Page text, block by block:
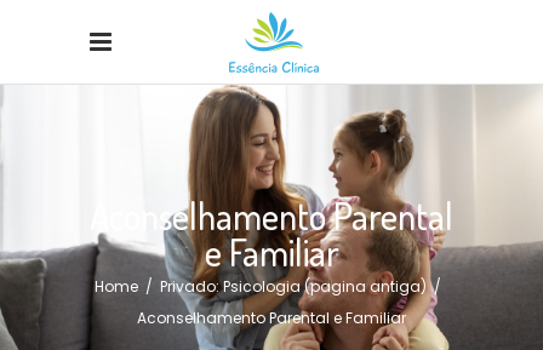
Aconselhamento Parental
e Familiar
Home / Privado: Psicologia (pagina antiga) /
Aconselhamento Parental e Familiar